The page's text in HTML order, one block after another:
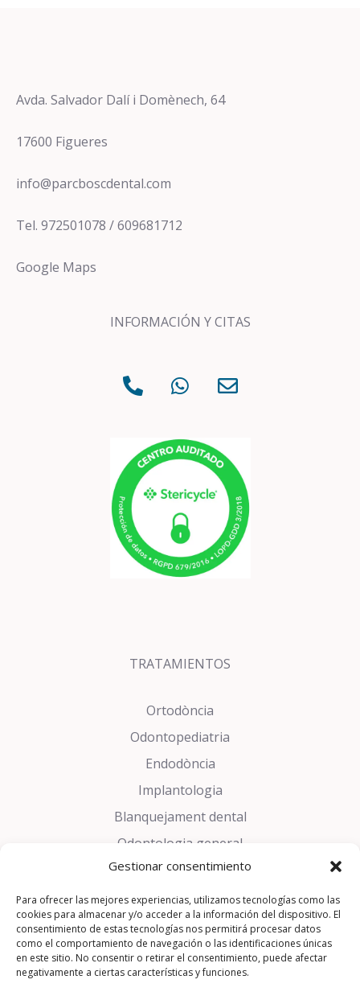
Gestionar consentimiento
Para ofrecer las mejores experiencias, utilizamos tecnologías como las
cookies para almacenar y/o acceder a la información del dispositivo. El
consentimiento de estas tecnologías nos permitirá procesar datos
como el comportamiento de navegación o las identificaciones únicas
en este sitio. No consentir o retirar el consentimiento, puede afectar
negativamente a ciertas características y funciones.
Avda. Salvador Dalí i Domènech, 64
17600 Figueres
info@parcboscdental.com
Tel. 972501078 / 609681712
Google Maps
INFORMACIÓN Y CITAS
TRATAMIENTOS
Ortodòncia
Odontopediatria
Endodòncia
Implantologia
Blanquejament dental
Odontologia general
Estètica dental
Trastorns de la son
Pròtesis Dentals
Periodòncia
Cirurgia Oral